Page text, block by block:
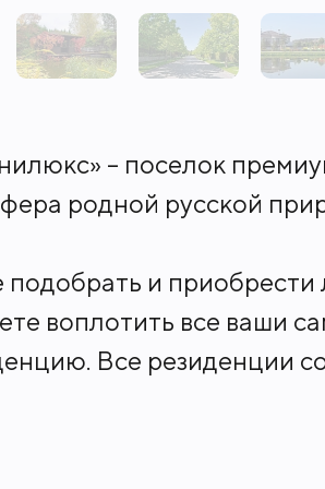
– поселок
родной русской
и
воплотить все ваши
Все резиденции